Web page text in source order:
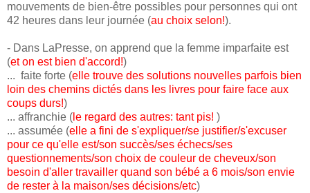
mouvements de bien-être possibles pour personnes qui ont
42 heures dans leur journée (au choix selon!).
- Dans LaPresse, on apprend que la femme imparfaite est
(et on est bien d'accord!)
... faite forte (elle trouve des solutions nouvelles parfois bien
loin des chemins dictés dans les livres pour faire face aux
coups durs!)
... affranchie ( le regard des autres: tant pis! )
... assumée (elle a fini de s'expliquer/se justifier/s'excuser
pour ce qu'elle est/son succès/ses échecs/ses
questionnements/son choix de couleur de cheveux/son
besoin d'aller travailler quand son bébé a 6 mois/son envie
de rester à la maison/ses décisions/etc)